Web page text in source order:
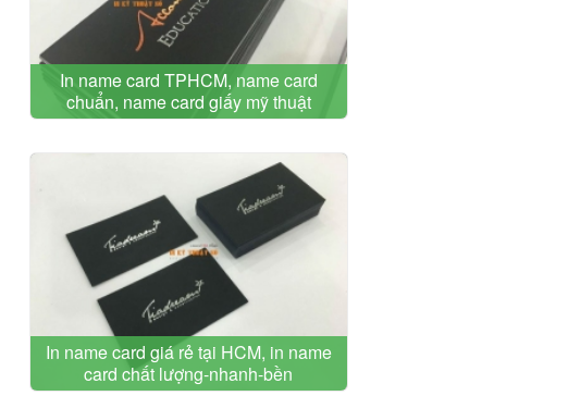
In name card TPHCM, name card
chuẩn, name card giấy mỹ thuật
In name card giá rẻ tại HCM, in name
card chất lượng-nhanh-bền